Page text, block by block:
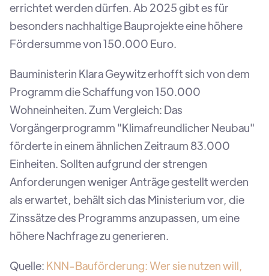
errichtet werden dürfen. Ab 2025 gibt es für
besonders nachhaltige Bauprojekte eine höhere
Fördersumme von 150.000 Euro.
Bauministerin Klara Geywitz erhofft sich von dem
Programm die Schaffung von 150.000
Wohneinheiten. Zum Vergleich: Das
Vorgängerprogramm "Klimafreundlicher Neubau"
förderte in einem ähnlichen Zeitraum 83.000
Einheiten. Sollten aufgrund der strengen
Anforderungen weniger Anträge gestellt werden
als erwartet, behält sich das Ministerium vor, die
Zinssätze des Programms anzupassen, um eine
höhere Nachfrage zu generieren.
Quelle: KNN-Bauförderung: Wer sie nutzen will,